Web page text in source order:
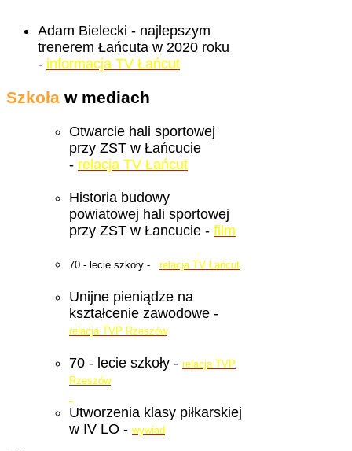
Adam Bielecki - najlepszym
trenerem Łańcuta w 2020 roku
- informacja TV Łańcut
Szkoła w mediach
Otwarcie hali sportowej
przy ZST w Łańcucie
- relacja TV Łańcut
Historia budowy
powiatowej hali sportowej
przy ZST w Łancucie - film
70 - lecie szkoły - relacja TV Łańcut
Unijne pieniądze na
kształcenie zawodowe -
relacja TVP Rzeszów
70 - lecie szkoły - relacja TVP
Rzeszów
Utworzenia klasy piłkarskiej
w IV LO - wywiad